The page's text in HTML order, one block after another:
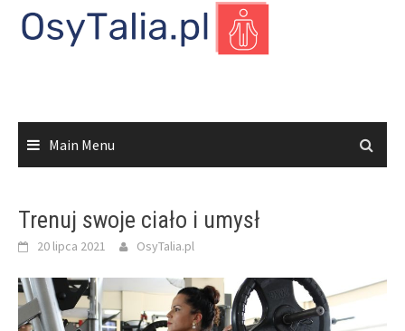
Main Menu
Trenuj swoje ciało i umysł
20 lipca 2021 OsyTalia.pl